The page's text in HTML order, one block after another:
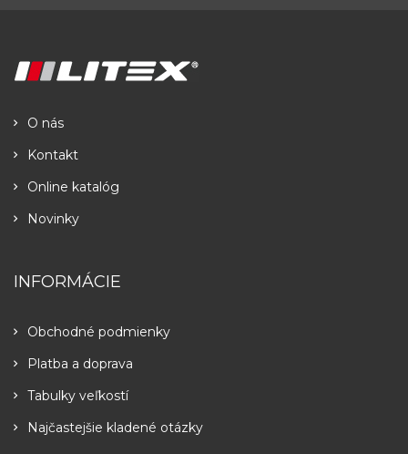
O nás
Kontakt
Online katalóg
Novinky
INFORMÁCIE
Obchodné podmienky
Platba a doprava
Tabulky veľkostí
Najčastejšie kladené otázky